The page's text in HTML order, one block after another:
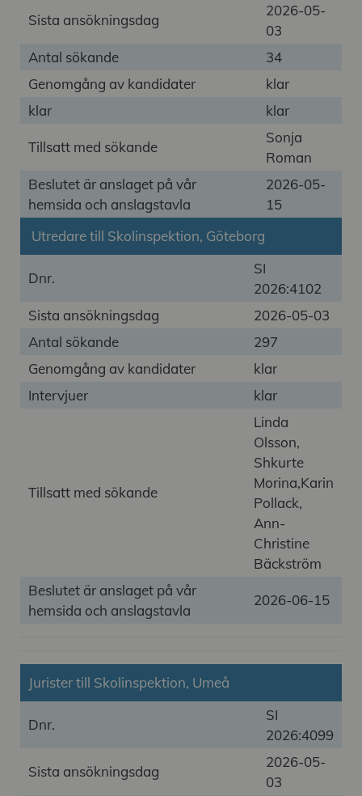
Sista ansökningsdag
2026-05-
03
Antal sökande
34
Genomgång av kandidater
klar
klar
klar
Tillsatt med sökande
Sonja
Roman
Beslutet är anslaget på vår
hemsida och anslagstavla
2026-05-
15
Utredare till Skolinspektion, Göteborg
Dnr.
SI
2026:4102
Sista ansökningsdag
2026-05-03
Antal sökande
297
Genomgång av kandidater
klar
Intervjuer
klar
Tillsatt med sökande
Linda
Olsson,
Shkurte
Morina,Karin
Pollack,
Ann-
Christine
Bäckström
Beslutet är anslaget på vår
hemsida och anslagstavla
2026-06-15
Jurister till Skolinspektion, Umeå
Dnr.
SI
2026:4099
Sista ansökningsdag
2026-05-
03